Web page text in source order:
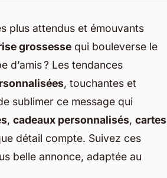
plus attendus et émouvants
grossesse qui bouleverse le
d’amis ? Les tendances
, touchantes et
sublimer ce message qui
, cadeaux personnalisés, cartes
détail compte. Suivez ces
belle annonce, adaptée au